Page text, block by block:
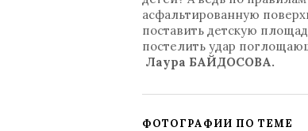
асфальтированную
поставить детскую
постелить удар
Лаура БАЙДОСОВА.
ФОТОГРАФИИ ПО ТЕМЕ